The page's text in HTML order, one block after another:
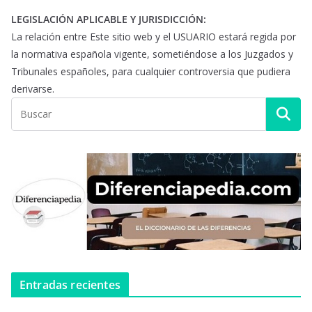
LEGISLACIÓN APLICABLE Y JURISDICCIÓN:
La relación entre Este sitio web y el USUARIO estará regida por
la normativa española vigente, sometiéndose a los Juzgados y
Tribunales españoles, para cualquier controversia que pudiera
derivarse.
Entradas recientes